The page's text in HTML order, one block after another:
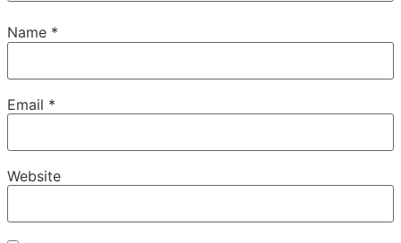
Name *
Email *
Website